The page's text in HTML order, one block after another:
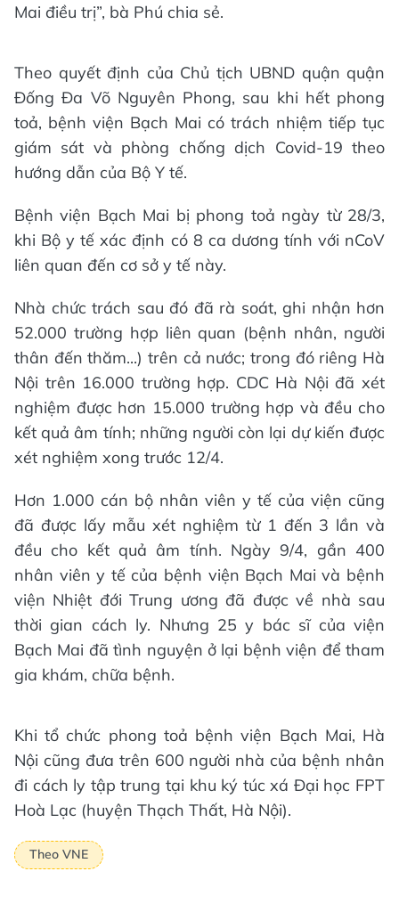
Mai điều trị”, bà Phú chia sẻ.
Theo quyết định của Chủ tịch UBND quận quận
Đống Đa Võ Nguyên Phong, sau khi hết phong
toả, bệnh viện Bạch Mai có trách nhiệm tiếp tục
giám sát và phòng chống dịch Covid-19 theo
hướng dẫn của Bộ Y tế.
Bệnh viện Bạch Mai bị phong toả ngày từ 28/3,
khi Bộ y tế xác định có 8 ca dương tính với nCoV
liên quan đến cơ sở y tế này.
Nhà chức trách sau đó đã rà soát, ghi nhận hơn
52.000 trường hợp liên quan (bệnh nhân, người
thân đến thăm...) trên cả nước; trong đó riêng Hà
Nội trên 16.000 trường hợp. CDC Hà Nội đã xét
nghiệm được hơn 15.000 trường hợp và đều cho
kết quả âm tính; những người còn lại dự kiến được
xét nghiệm xong trước 12/4.
Hơn 1.000 cán bộ nhân viên y tế của viện cũng
đã được lấy mẫu xét nghiệm từ 1 đến 3 lần và
đều cho kết quả âm tính. Ngày 9/4, gần 400
nhân viên y tế của bệnh viện Bạch Mai và bệnh
viện Nhiệt đới Trung ương đã được về nhà sau
thời gian cách ly. Nhưng 25 y bác sĩ của viện
Bạch Mai đã tình nguyện ở lại bệnh viện để tham
gia khám, chữa bệnh.
Khi tổ chức phong toả bệnh viện Bạch Mai, Hà
Nội cũng đưa trên 600 người nhà của bệnh nhân
đi cách ly tập trung tại khu ký túc xá Đại học FPT
Hoà Lạc (huyện Thạch Thất, Hà Nội).
Theo VNE